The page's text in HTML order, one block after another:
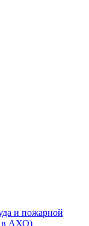
и пожарной
в АХО)